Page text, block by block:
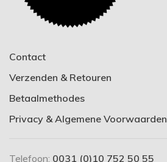
Contact
Verzenden & Retouren
Betaalmethodes
Privacy & Algemene Voorwaarden
Telefoon: 0031 (0)10 752 50 55